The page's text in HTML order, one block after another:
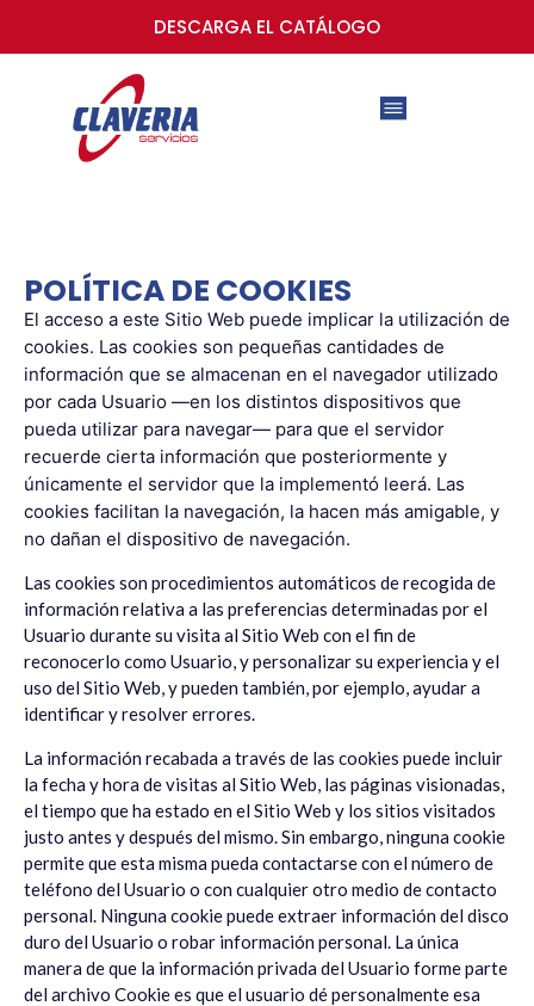
DESCARGA EL CATÁLOGO
POLÍTICA DE COOKIES
El acceso a este Sitio Web puede implicar la utilización de
cookies. Las cookies son pequeñas cantidades de
información que se almacenan en el navegador utilizado
por cada Usuario —en los distintos dispositivos que
pueda utilizar para navegar— para que el servidor
recuerde cierta información que posteriormente y
únicamente el servidor que la implementó leerá. Las
cookies facilitan la navegación, la hacen más amigable, y
no dañan el dispositivo de navegación.
Las cookies son procedimientos automáticos de recogida de
información relativa a las preferencias determinadas por el
Usuario durante su visita al Sitio Web con el fin de
reconocerlo como Usuario, y personalizar su experiencia y el
uso del Sitio Web, y pueden también, por ejemplo, ayudar a
identificar y resolver errores.
La información recabada a través de las cookies puede incluir
la fecha y hora de visitas al Sitio Web, las páginas visionadas,
el tiempo que ha estado en el Sitio Web y los sitios visitados
justo antes y después del mismo. Sin embargo, ninguna cookie
permite que esta misma pueda contactarse con el número de
teléfono del Usuario o con cualquier otro medio de contacto
personal. Ninguna cookie puede extraer información del disco
duro del Usuario o robar información personal. La única
manera de que la información privada del Usuario forme parte
del archivo Cookie es que el usuario dé personalmente esa